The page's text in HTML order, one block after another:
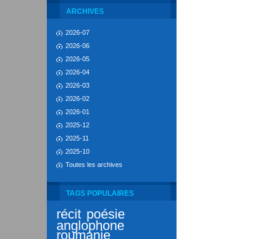
ARCHIVES
2026-07
2026-06
2026-05
2026-04
2026-03
2026-02
2026-01
2025-12
2025-11
2025-10
Toutes les archives
TAGS POPULAIRES
récit poésie
anglophone
roumanie